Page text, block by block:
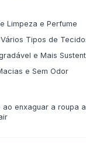
Limpeza e Perfume
Tipos de
e Mais
e Sem Odor
ao enxaguar a roupa